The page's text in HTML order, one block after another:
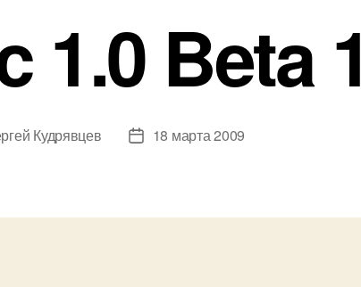
1.0 Beta 1
Кудрявцев
Дата18 марта 2009